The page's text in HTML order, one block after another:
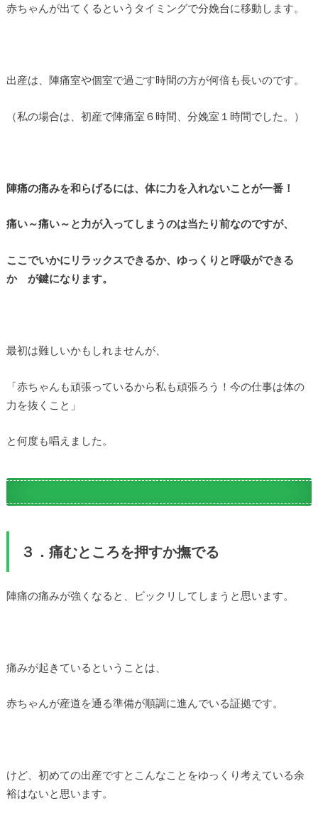
赤ちゃんが出てくるというタイミングで分娩台に移動します。
出産は、陣痛室や個室で過ごす時間の方が何倍も長いのです。
（私の場合は、初産で陣痛室６時間、分娩室１時間でした。）
陣痛の痛みを和らげるには、体に力を入れないことが一番！
痛い～痛い～と力が入ってしまうのは当たり前なのですが、
ここでいかにリラックスできるか、ゆっくりと呼吸ができる
か が鍵になります。
最初は難しいかもしれませんが、
「赤ちゃんも頑張っているから私も頑張ろう！今の仕事は体の
力を抜くこと」
と何度も唱えました。
３．痛むところを押すか撫でる
陣痛の痛みが強くなると、ビックリしてしまうと思います。
痛みが起きているということは、
赤ちゃんが産道を通る準備が順調に進んでいる証拠です。
けど、初めての出産ですとこんなことをゆっくり考えている余
裕はないと思います。